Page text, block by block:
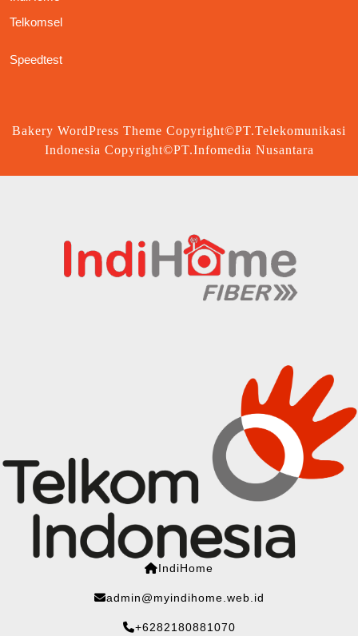
Telkomsel
Speedtest
Bakery WordPress Theme Copyright©PT.Telekomunikasi
Indonesia Copyright©PT.Infomedia Nusantara
IndiHome
admin@myindihome.web.id
+6282180881070